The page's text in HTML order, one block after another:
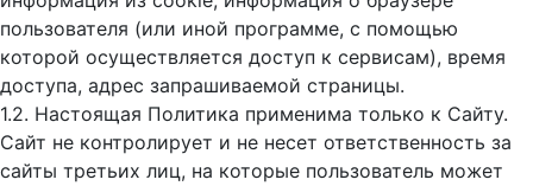
пользователя (или иной программе, с помощью
которой осуществляется доступ к cервисам), время
доступа, адрес запрашиваемой страницы.
1.2. Настоящая Политика применима только к Сайту.
Сайт не контролирует и не несет ответственность за
сайты третьих лиц, на которые пользователь может